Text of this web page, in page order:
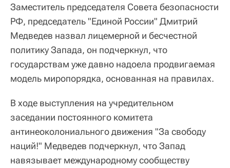
Заместитель председателя Совета безопасности
РФ, председатель "Единой России" Дмитрий
Медведев назвал лицемерной и бесчестной
политику Запада, он подчеркнул, что
государствам уже давно надоела продвигаемая
модель миропорядка, основанная на правилах.
В ходе выступления на учредительном
заседании постоянного комитета
антинеоколониального движения "За свободу
наций!" Медведев подчеркнул, что Запад
навязывает международному сообществу